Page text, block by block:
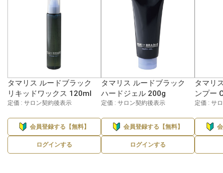
タマリス ルードブラック
リキッドワックス 120ml
定価 : サロン契約後表示
会員登録する【無料】
ログインする
タマリス ルードブラック
ハードジェル 200g
定価 : サロン契約後表示
会員登録する【無料】
ログインする
タマリ
ンプー
定価 : サ